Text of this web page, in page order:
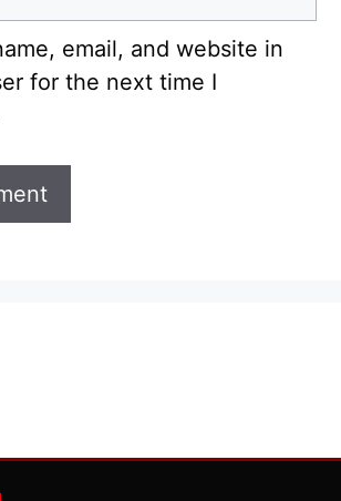
email, and website in
for the next time I